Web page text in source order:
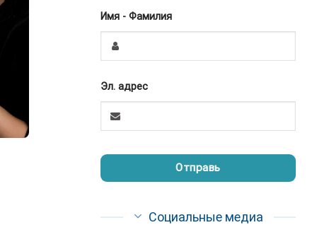
Имя - Фамилия
Эл. адрес
Отправь
поле
Социальные медиа